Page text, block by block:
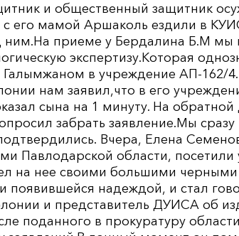
и общественный защитник
его мамой Аршаколь ездили в
ним.На приеме у Бердалина Б.М мы
экспертизу.Которая
Галымжаном в учреждение АП-162/
нам заявил,что в его
сына на 1 минуту. На
забрать заявление.Мы сразу
Вчера, Елена
Павлодарской области,
на нее своими большими
появившейся надеждой, и стал
и представитель ДУИСА об
поданного в прокуратуру